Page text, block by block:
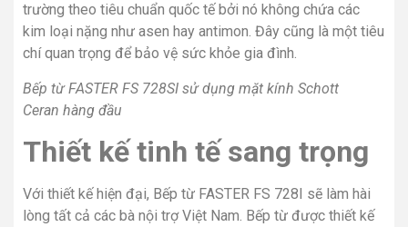
trường theo tiêu chuẩn quốc tế bởi nó không chứa các
kim loại nặng như asen hay antimon. Đây cũng là một tiêu
chí quan trọng để bảo vệ sức khỏe gia đình.
Bếp từ FASTER FS 728SI sử dụng mặt kính Schott
Ceran hàng đầu
Thiết kế tinh tế sang trọng
Với thiết kế hiện đại, Bếp từ FASTER FS 728I sẽ làm hài
lòng tất cả các bà nội trợ Việt Nam. Bếp từ được thiết kế